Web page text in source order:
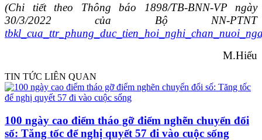
(Chi tiết theo Thông báo 1898/TB-BNN-VP ngày
30/3/2022 của Bộ NN-PTNT
M.Hiếu
TIN TỨC LIÊN QUAN
100 ngày cao điểm tháo gỡ điểm nghẽn chuyển đổi
số: Tăng tốc để nghị quyết 57 đi vào cuộc sống